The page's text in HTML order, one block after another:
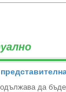
да бъде